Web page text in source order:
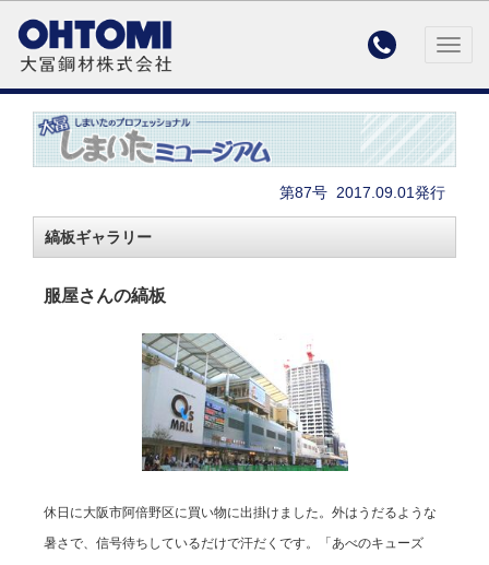

第87号 2017.09.01発行
縞板ギャラリー
服屋さんの縞板
休日に大阪市阿倍野区に買い物に出掛けました。外はうだるような
暑さで、信号待ちしているだけで汗だくです。「あべのキューズ